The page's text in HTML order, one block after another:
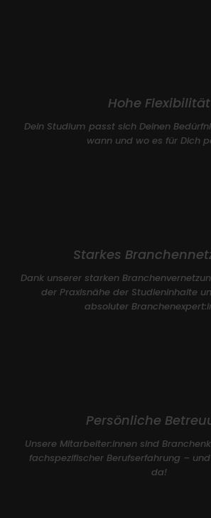
Hohe Flexibilität
Dein Studium passt sich Deinen
wann und wo es für Dich
Starkes
Dank unserer starken
der Praxisnähe der Studieninhalte
absoluter
Persönliche
Unsere Mitarbeiter:innen sind
fachspezifischer Berufserfahrung –
da!